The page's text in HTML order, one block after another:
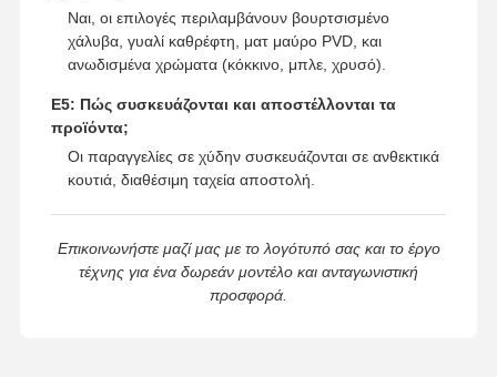
Ναι, οι επιλογές περιλαμβάνουν βουρτσισμένο
χάλυβα, γυαλί καθρέφτη, ματ μαύρο PVD, και
ανωδισμένα χρώματα (κόκκινο, μπλε, χρυσό).
Ε5: Πώς συσκευάζονται και αποστέλλονται τα
προϊόντα;
Οι παραγγελίες σε χύδην συσκευάζονται σε ανθεκτικά
κουτιά, διαθέσιμη ταχεία αποστολή.
Επικοινωνήστε μαζί μας με το λογότυπό σας και το έργο
τέχνης για ένα δωρεάν μοντέλο και ανταγωνιστική
προσφορά.